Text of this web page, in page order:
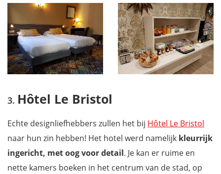
Hôtel Le Bristol
Echte designliefhebbers zullen het bij Hôtel Le Bristol
naar hun zin hebben! Het hotel werd namelijk kleurrijk
ingericht, met oog voor detail. Je kan er ruime en
nette kamers boeken in het centrum van de stad, op